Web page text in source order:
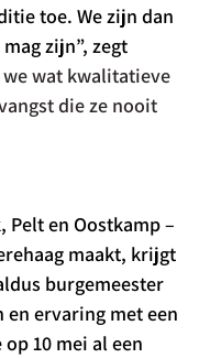
toe. We zijn dan
zijn”, zegt
we wat kwalitatieve
die ze nooit
Pelt en Oostkamp –
maakt, krijgt
burgemeester
en ervaring met een
10 mei al een